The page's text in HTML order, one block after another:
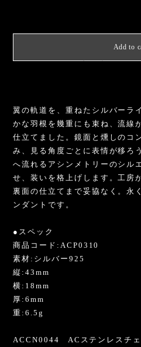
Add to
翼の軌道を、重ねたシルバーラ
かな羽根を幾重にも束ね、流線
仕立てました。鏡面と燻しのコ
み、見る角度ごとに表情が移ろ
へ流れるアシンメトリーのシル
せ、装いを格上げします。工房
裏面の仕立てまで妥協なく。永
ンダントです。
●スペック
商品コード:ACP0310
素材:シルバー925
縦:43mm
横:18mm
厚:6mm
重:6.5g
ACCN0044 ACステンレスチ